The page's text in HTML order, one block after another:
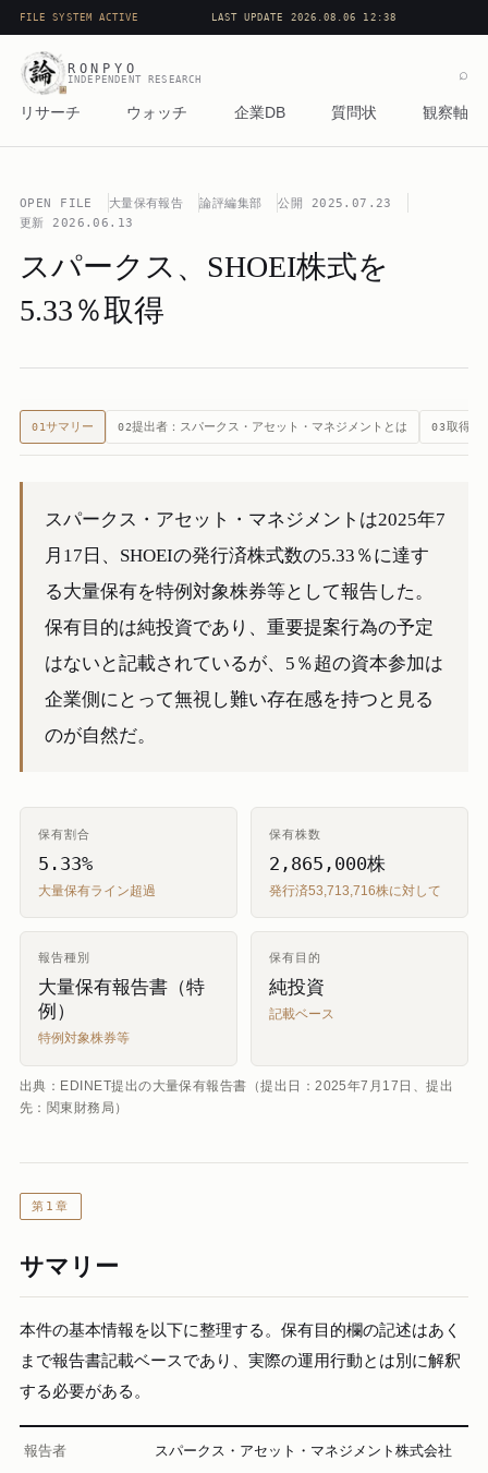
FILE SYSTEM ACTIVE LAST UPDATE 2026.08.06 12:38
RONPYO
INDEPENDENT RESEARCH
リサーチ ウォッチ 企業DB 質問状 観察軸
⌕
OPEN FILE 大量保有報告 論評編集部 公開
2025.07.23
更新 2026.06.13
スパークス、SHOEI株式を
5.33％取得
01サマリー 02提出者：スパークス・アセット・マネジメントとは 03取得の
スパークス・アセット・マネジメントは2025年7
月17日、SHOEIの発行済株式数の5.33％に達す
る大量保有を特例対象株券等として報告した。
保有目的は純投資であり、重要提案行為の予定
はないと記載されているが、5％超の資本参加は
企業側にとって無視し難い存在感を持つと見る
のが自然だ。
保有割合
5.33%
大量保有ライン超過
保有株数
2,865,000株
発行済53,713,716株に対して
報告種別
大量保有報告書（特
例）
特例対象株券等
保有目的
純投資
記載ベース
出典：EDINET提出の大量保有報告書（提出日：2025年7月17日、提出
先：関東財務局）
第1章
サマリー
本件の基本情報を以下に整理する。保有目的欄の記述はあく
まで報告書記載ベースであり、実際の運用行動とは別に解釈
する必要がある。
報告者 スパークス・アセット・マネジメント株式会社